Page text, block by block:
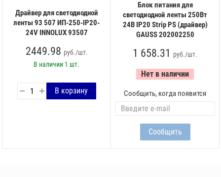
Драйвер для светодиодной
ленты 93 507 ИП-250-IP20-
24V INNOLUX 93507
2449.98 руб./шт.
В наличии 1 шт.
Блок питания для
светодиодной ленты 250Вт
24В IP20 Strip PS (драйвер)
GAUSS 202002250
1 658.31 руб./шт.
Нет в наличии
Сообщить, когда появится